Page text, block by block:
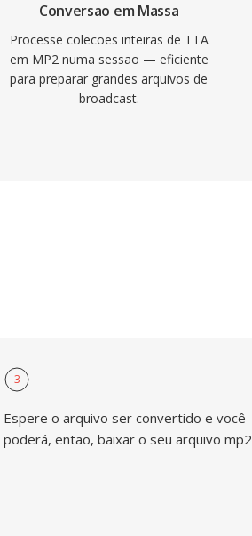
Conversao em Massa
Processe colecoes inteiras de TTA
em MP2 numa sessao — eficiente
para preparar grandes arquivos de
broadcast.
3
Espere o arquivo ser convertido e você
poderá, então, baixar o seu arquivo mp2